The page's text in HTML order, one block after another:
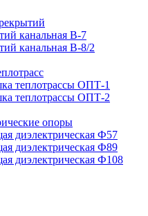
канальная В-7
канальная В-8/2
теплотрассы ОПТ-1
теплотрассы ОПТ-2
опоры
диэлектрическая Ф57
диэлектрическая Ф89
диэлектрическая Ф108